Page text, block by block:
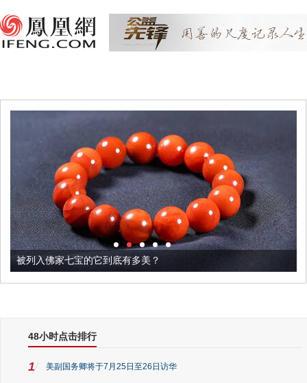
被列入佛家七宝的它到底有多美？
48小时点击排行
1 美副国务卿将于7月25日至26日访华